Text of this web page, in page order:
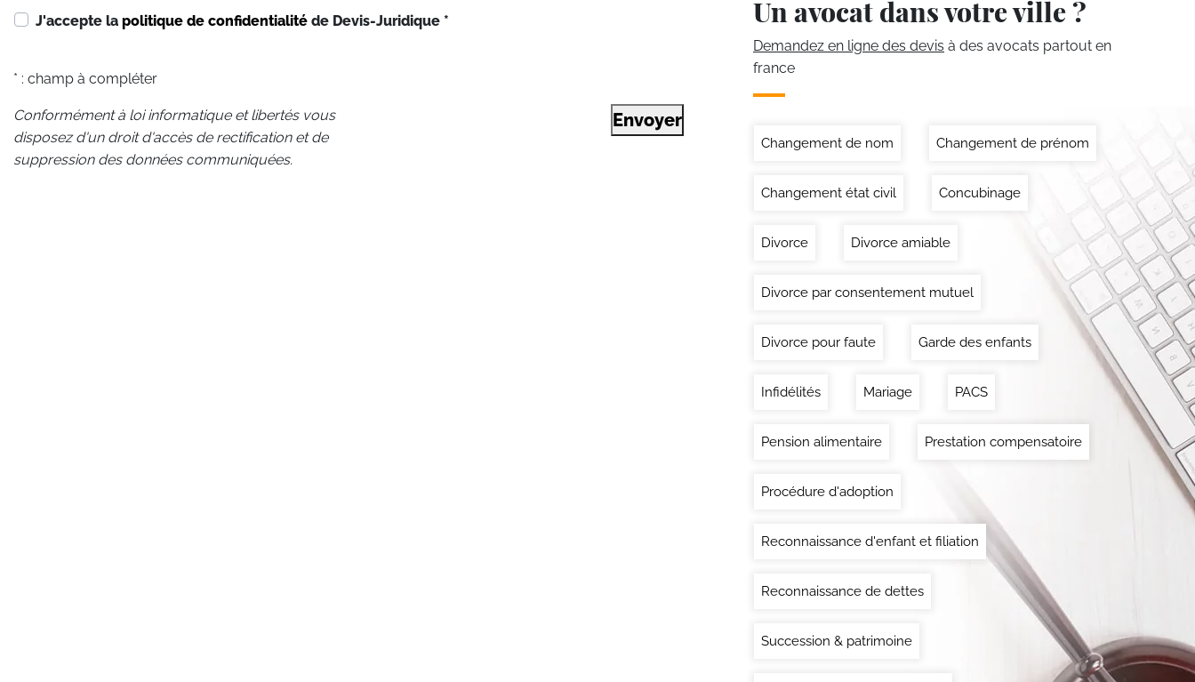
J'accepte la politique de confidentialité de Devis-Juridique *
* : champ à compléter
Conformément à loi informatique et libertés vous
disposez d'un droit d'accès de rectification et de
suppression des données communiquées.
Envoyer
Un avocat dans votre ville ?
Demandez en ligne des devis à des avocats partout en
france
Changement de nom Changement de prénom
Changement état civil Concubinage
Divorce Divorce amiable
Divorce par consentement mutuel
Divorce pour faute Garde des enfants
Infidélités Mariage PACS
Pension alimentaire Prestation compensatoire
Procédure d'adoption
Reconnaissance d'enfant et filiation
Reconnaissance de dettes
Succession & patrimoine